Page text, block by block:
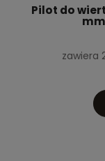
Pilot do
mm
zawiera